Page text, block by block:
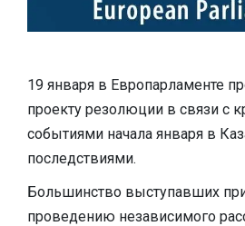
19 января в Европарламенте
проекту резолюции в связи с
событиями начала января в
последствиями.
Большинство выступавших
проведению независимого